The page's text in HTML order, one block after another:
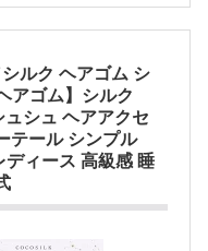
ルク ヘアゴム シ
アゴム】シルク
シュ ヘアアクセ
テール シンプル
ィース 高級感 睡